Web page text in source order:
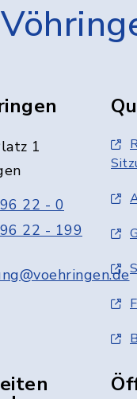
1
22 - 0
22 - 199